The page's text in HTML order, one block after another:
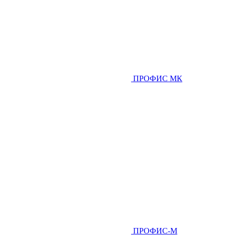
ПРОФИС МК
ПРОФИС-М